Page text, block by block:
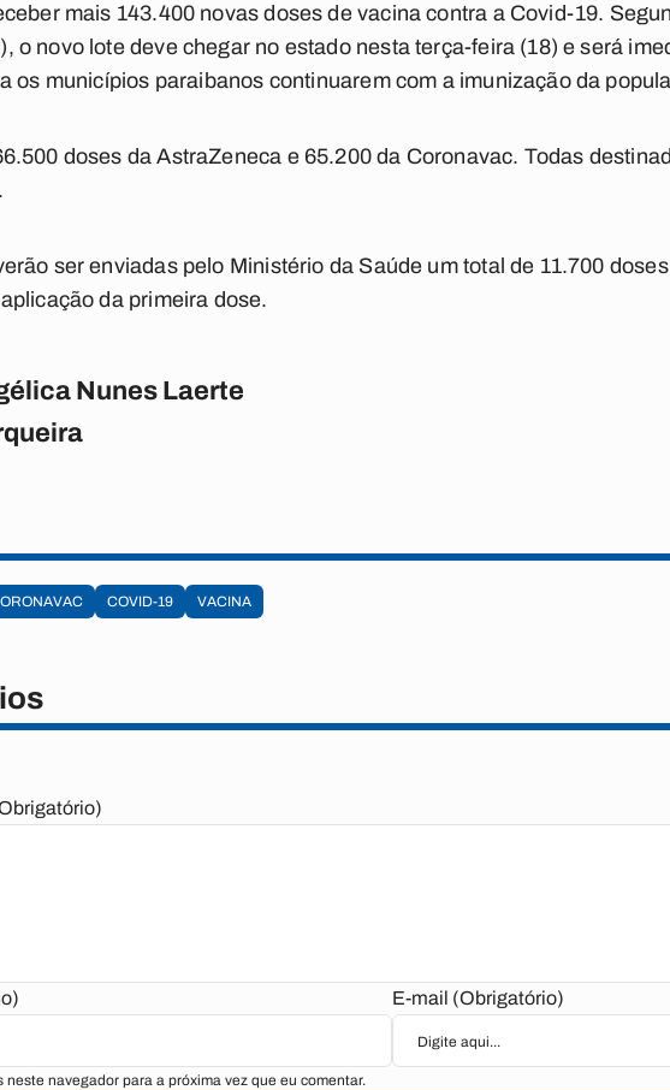
mais 143.400 novas doses de vacina contra a Covid-19.
o novo lote deve chegar no estado nesta terça-feira (18) e será
os municípios paraibanos continuarem com a imunização da
doses da AstraZeneca e 65.200 da Coronavac. Todas
ser enviadas pelo Ministério da Saúde um total de 11.700
da primeira dose.
Nunes Laerte
COVID-19 VACINA
E-mail (Obrigatório)
neste navegador para a próxima vez que eu comentar.